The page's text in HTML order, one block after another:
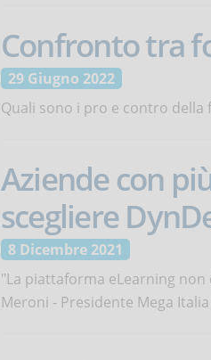
Confronto tra
29 Giugno 2022
Quali sono i pro e contro della
Aziende con
scegliere
8 Dicembre 2021
"La piattaforma eLearning
Meroni - Presidente Mega